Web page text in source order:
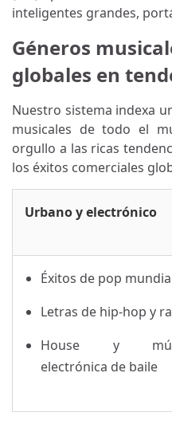
inteligentes grandes,
Géneros
globales en
Nuestro sistema indexa
musicales de todo el
orgullo a las ricas
los éxitos comerciales
Urbano y electrónico
Éxitos de pop
Letras de hip-hop y
House y
electrónica de baile